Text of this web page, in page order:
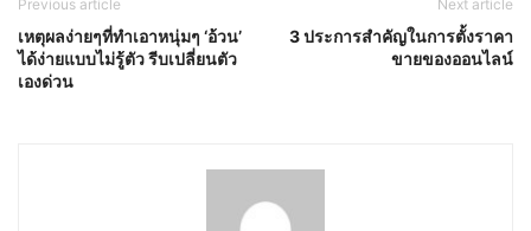
Previous article
เหตุผลง่ายๆที่ทำเอาหนุ่มๆ ‘อ้วน’
ได้ง่ายแบบไม่รู้ตัว รีบเปลี่ยนตัว
เองด่วน
Next article
3 ประการสำคัญในการตั้งราคา
ขายของออนไลน์